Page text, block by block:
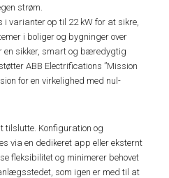
strøm.
i varianter op til 22 kW for at sikre,
i boliger og bygninger over
en sikker, smart og bæredygtig
ABB Electrifications ”Mission
for en virkelighed med nul-
tilslutte. Konfiguration og
via en dedikeret app eller eksternt
fleksibilitet og minimerer behovet
som igen er med til at